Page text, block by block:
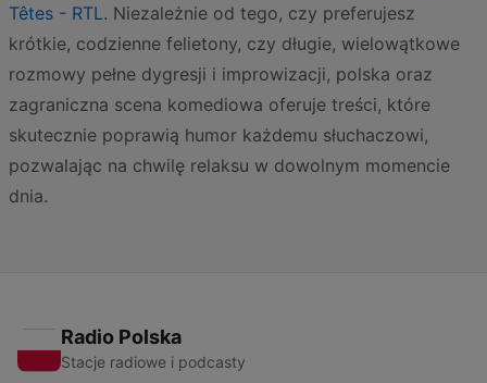
Têtes - RTL. Niezależnie od tego, czy preferujesz
krótkie, codzienne felietony, czy długie, wielowątkowe
rozmowy pełne dygresji i improwizacji, polska oraz
zagraniczna scena komediowa oferuje treści, które
skutecznie poprawią humor każdemu słuchaczowi,
pozwalając na chwilę relaksu w dowolnym momencie
dnia.
Radio Polska
Stacje radiowe i podcasty